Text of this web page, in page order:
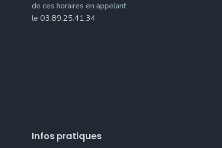
de ces horaires en appelant
le 03.89.25.41.34
Infos pratiques